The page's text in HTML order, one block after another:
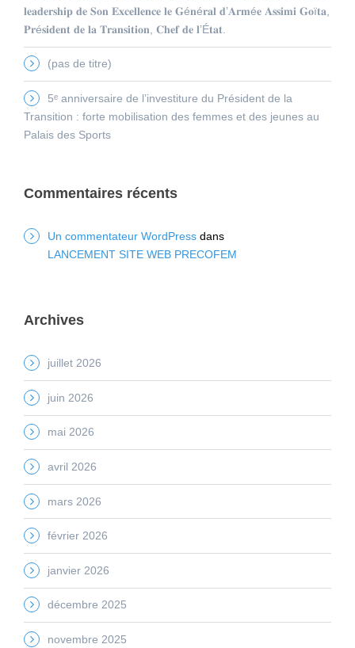
𝐥𝐞𝐚𝐝𝐞𝐫𝐬𝐡𝐢𝐩 𝐝𝐞 𝐒𝐨𝐧 𝐄𝐱𝐜𝐞𝐥𝐥𝐞𝐧𝐜𝐞 𝐥𝐞 𝐆é𝐧é𝐫𝐚𝐥 𝐝’𝐀𝐫𝐦é𝐞 𝐀𝐬𝐬𝐢𝐦𝐢 𝐆𝐨ï𝐭𝐚,
𝐏𝐫é𝐬𝐢𝐝𝐞𝐧𝐭 𝐝𝐞 𝐥𝐚 𝐓𝐫𝐚𝐧𝐬𝐢𝐭𝐢𝐨𝐧, 𝐂𝐡𝐞𝐟 𝐝𝐞 𝐥’É𝐭𝐚𝐭.
(pas de titre)
5ᵉ anniversaire de l’investiture du Président de la
Transition : forte mobilisation des femmes et des jeunes au
Palais des Sports
Commentaires récents
Un commentateur WordPress dans
LANCEMENT SITE WEB PRECOFEM
Archives
juillet 2026
juin 2026
mai 2026
avril 2026
mars 2026
février 2026
janvier 2026
décembre 2025
novembre 2025